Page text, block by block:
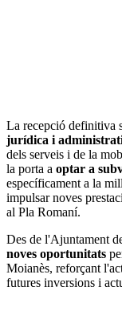
La recepció definitiva
jurídica i
dels serveis i de la
la porta a optar a
específicament a la
impulsar noves
al Pla Romaní.
Des de l'Ajuntament
noves oportunitats
Moianès, reforçant
futures inversions i